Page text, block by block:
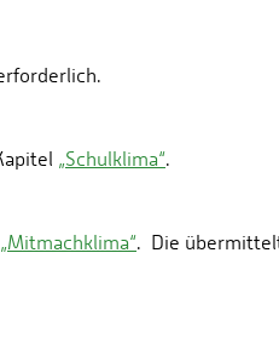
„Schulklima“.
„Mitmachklima“. Die